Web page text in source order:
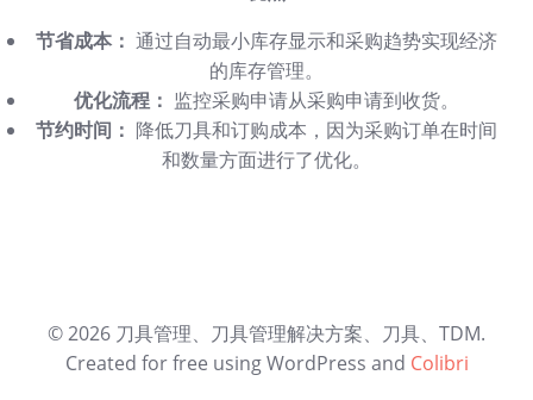
节省成本： 通过自动最小库存显示和采购趋势实现经济
的库存管理。
优化流程： 监控采购申请从采购申请到收货。
节约时间： 降低刀具和订购成本，因为采购订单在时间
和数量方面进行了优化。
© 2026 刀具管理、刀具管理解决方案、刀具、TDM.
Created for free using WordPress and Colibri